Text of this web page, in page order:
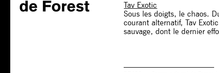
Tav Exotic
Sous les doigts, le chaos.
courant alternatif, Tav
sauvage, dont le dernier